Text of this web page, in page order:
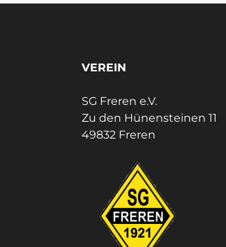
VEREIN
SG Freren e.V.
Zu den Hünensteinen 11
49832 Freren